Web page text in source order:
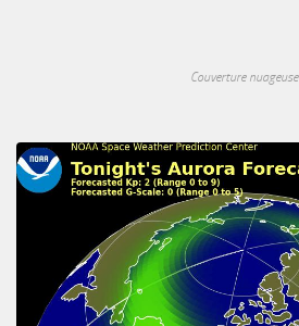
Couverture nuageuse